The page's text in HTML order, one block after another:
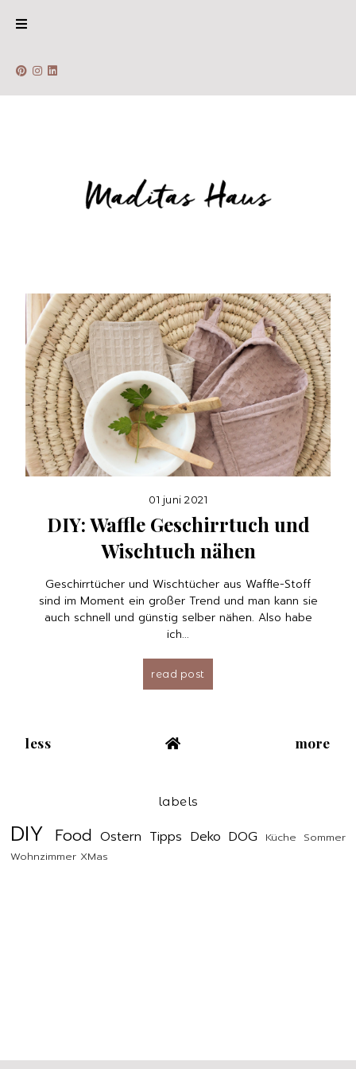
01 juni 2021
DIY: Waffle Geschirrtuch und
Wischtuch nähen
Geschirrtücher und Wischtücher aus Waffle-Stoff
sind im Moment ein großer Trend und man kann sie
auch schnell und günstig selber nähen. Also habe
ich...
read post
less more
labels
DIY Food Ostern Tipps Deko DOG Küche Sommer
Wohnzimmer XMas